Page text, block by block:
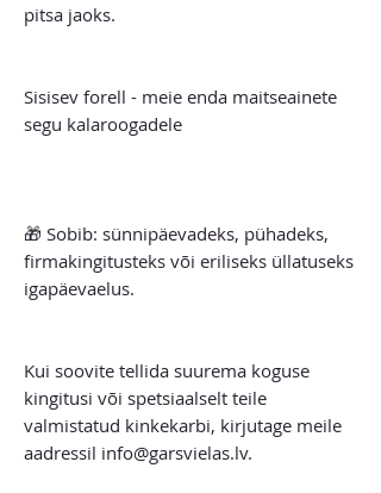
pitsa jaoks.
Sisisev forell - meie enda maitseainete
segu kalaroogadele
🎁 Sobib: sünnipäevadeks, pühadeks,
firmakingitusteks või eriliseks üllatuseks
igapäevaelus.
Kui soovite tellida suurema koguse
kingitusi või spetsiaalselt teile
valmistatud kinkekarbi, kirjutage meile
aadressil info@garsvielas.lv.